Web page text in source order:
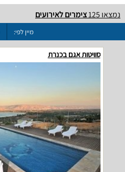
נמצאו 125צימרים לאירועים
מיין לפי:
סוויטות אגם בכנרת